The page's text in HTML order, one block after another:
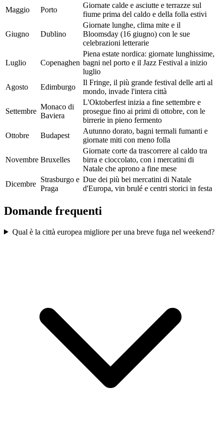
Maggio
Porto
Giornate calde e asciutte e terrazze sul
fiume prima del caldo e della folla estivi
Giugno Dublino
Giornate lunghe, clima mite e il
Bloomsday (16 giugno) con le sue
celebrazioni letterarie
Luglio Copenaghen
Piena estate nordica: giornate lunghissime,
bagni nel porto e il Jazz Festival a inizio
luglio
Agosto
Edimburgo
Il Fringe, il più grande festival delle arti al
mondo, invade l'intera città
Settembre
Monaco di
Baviera
L'Oktoberfest inizia a fine settembre e
prosegue fino ai primi di ottobre, con le
birrerie in pieno fermento
Ottobre
Budapest
Autunno dorato, bagni termali fumanti e
giornate miti con meno folla
Novembre Bruxelles
Giornate corte da trascorrere al caldo tra
birra e cioccolato, con i mercatini di
Natale che aprono a fine mese
Dicembre
Strasburgo e
Praga
Due dei più bei mercatini di Natale
d'Europa, vin brulé e centri storici in festa
Domande frequenti
Qual è la città europea migliore per una breve fuga nel weekend?